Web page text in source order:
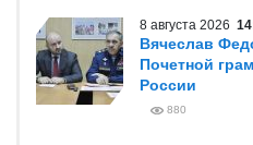
8 августа 2026
Вячеслав
Почетной
России
880